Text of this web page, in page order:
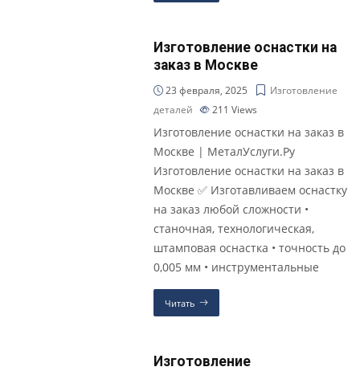
Изготовление оснастки на
заказ в Москве
23 февраля, 2025
Изготовление
деталей
211Views
Изготовление оснастки на заказ в
Москве | МеталУслуги.Ру
Изготовление оснастки на заказ в
Москве ✅ Изготавливаем оснастку
на заказ любой сложности •
станочная, технологическая,
штамповая оснастка • точность до
0,005 мм • инструментальные
Читать
Изготовление